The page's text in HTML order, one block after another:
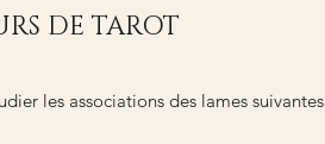
DE TAROT
les associations des lames suivantes